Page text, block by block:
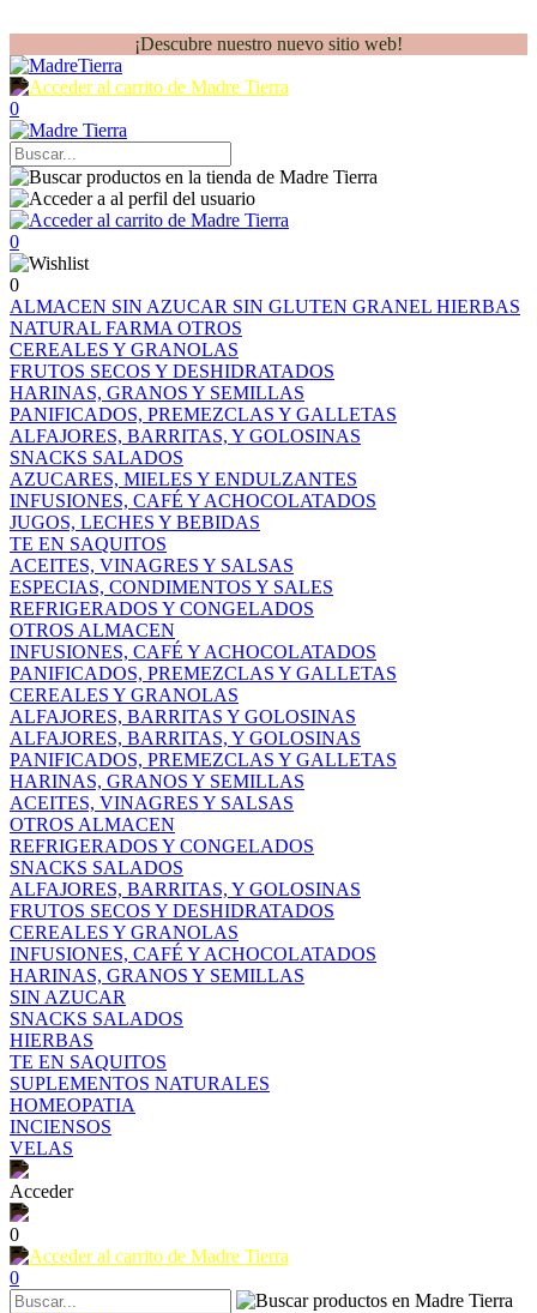
¡Descubre nuestro nuevo sitio web!
0
0
0
ALMACEN SIN AZUCAR SIN GLUTEN GRANEL HIERBAS
NATURAL FARMA OTROS
CEREALES Y GRANOLAS
FRUTOS SECOS Y DESHIDRATADOS
HARINAS, GRANOS Y SEMILLAS
PANIFICADOS, PREMEZCLAS Y GALLETAS
ALFAJORES, BARRITAS, Y GOLOSINAS
SNACKS SALADOS
AZUCARES, MIELES Y ENDULZANTES
INFUSIONES, CAFÉ Y ACHOCOLATADOS
JUGOS, LECHES Y BEBIDAS
TE EN SAQUITOS
ACEITES, VINAGRES Y SALSAS
ESPECIAS, CONDIMENTOS Y SALES
REFRIGERADOS Y CONGELADOS
OTROS ALMACEN
INFUSIONES, CAFÉ Y ACHOCOLATADOS
PANIFICADOS, PREMEZCLAS Y GALLETAS
CEREALES Y GRANOLAS
ALFAJORES, BARRITAS Y GOLOSINAS
ALFAJORES, BARRITAS, Y GOLOSINAS
PANIFICADOS, PREMEZCLAS Y GALLETAS
HARINAS, GRANOS Y SEMILLAS
ACEITES, VINAGRES Y SALSAS
OTROS ALMACEN
REFRIGERADOS Y CONGELADOS
SNACKS SALADOS
ALFAJORES, BARRITAS, Y GOLOSINAS
FRUTOS SECOS Y DESHIDRATADOS
CEREALES Y GRANOLAS
INFUSIONES, CAFÉ Y ACHOCOLATADOS
HARINAS, GRANOS Y SEMILLAS
SIN AZUCAR
SNACKS SALADOS
HIERBAS
TE EN SAQUITOS
SUPLEMENTOS NATURALES
HOMEOPATIA
INCIENSOS
VELAS
Acceder
0
0